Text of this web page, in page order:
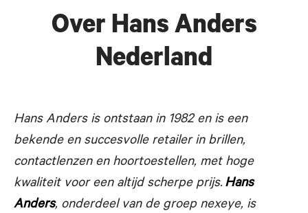
Over Hans Anders
Nederland
Hans Anders is ontstaan in 1982 en is een
bekende en succesvolle retailer in brillen,
contactlenzen en hoortoestellen, met hoge
kwaliteit voor een altijd scherpe prijs. Hans
Anders, onderdeel van de groep nexeye, is